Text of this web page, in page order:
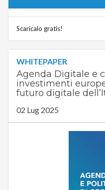
Scaricalo gratis!
WHITEPAPER
Agenda Digitale e
investimenti
futuro digitale
02 Lug 2025